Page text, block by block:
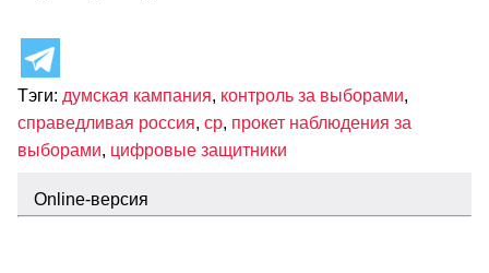
Тэги: думская кампания, контроль за выборами,
справедливая россия, ср, прокет наблюдения за
выборами, цифровые защитники
Оnline-версия